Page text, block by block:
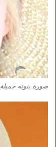
صورة بنوته جميلة